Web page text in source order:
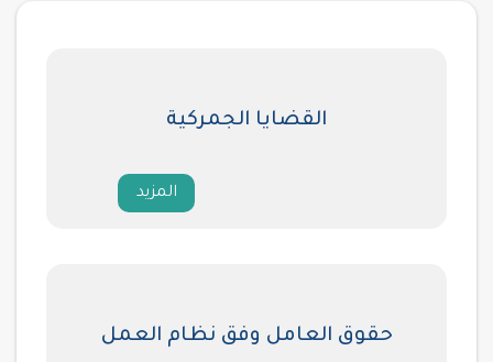
القضايا الجمركية
المزيد
حقوق العامل وفق نظام العمل